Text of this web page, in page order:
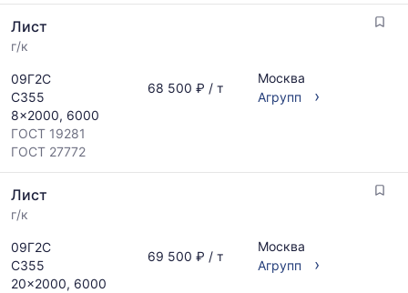
Лист
г/к
09Г2С
С355
8x2000, 6000
ГОСТ 19281
ГОСТ 27772
68 500 ₽ / т
Москва
Агрупп
›
Лист
г/к
09Г2С
С355
20x2000, 6000
69 500 ₽ / т
Москва
Агрупп
›